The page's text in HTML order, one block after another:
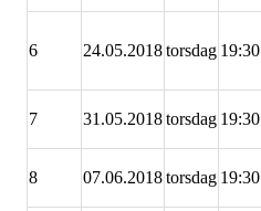
6 24.05.2018torsdag 19:30
7 31.05.2018torsdag 19:30
8 07.06.2018torsdag 19:30